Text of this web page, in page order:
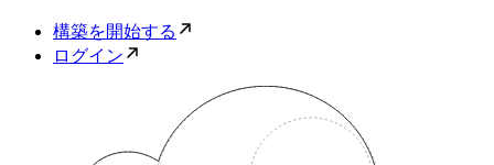
構築を開始する
ログイン